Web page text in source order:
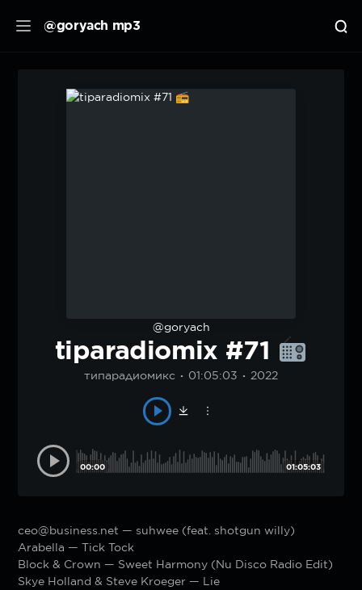
@goryach mp3
@goryach
tiparadiomix #71
типарадиомикс 01:05:03 2022
00:00 01:05:03
ceo@business.net — suhwee (feat. shotgun willy)
Arabella — Tick Tock
Block & Crown — Sweet Harmony (Nu Disco Radio Edit)
Skye Holland & Steve Kroeger — Lie